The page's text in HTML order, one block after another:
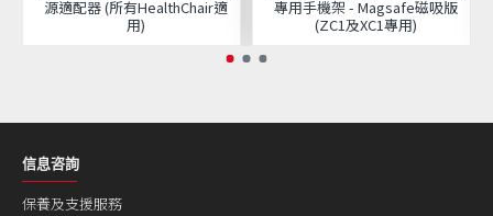
源適配器 (所有HealthChair適
用)
專用手機架 - Magsafe磁吸版
(ZC1及XC1專用)
信息咨詢
保養及支援服務